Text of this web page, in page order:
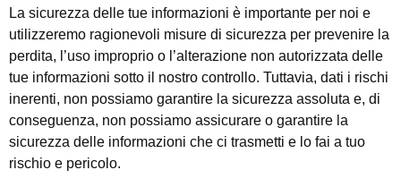
La sicurezza delle tue informazioni è importante per noi e
utilizzeremo ragionevoli misure di sicurezza per prevenire la
perdita, l’uso improprio o l’alterazione non autorizzata delle
tue informazioni sotto il nostro controllo. Tuttavia, dati i rischi
inerenti, non possiamo garantire la sicurezza assoluta e, di
conseguenza, non possiamo assicurare o garantire la
sicurezza delle informazioni che ci trasmetti e lo fai a tuo
rischio e pericolo.